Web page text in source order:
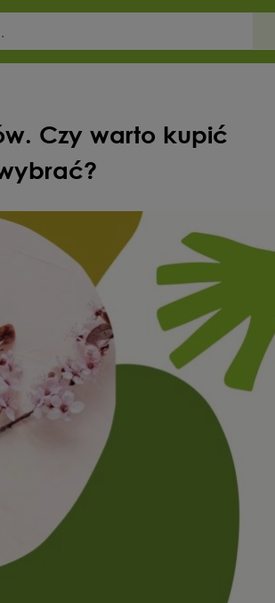
Czy warto kupić